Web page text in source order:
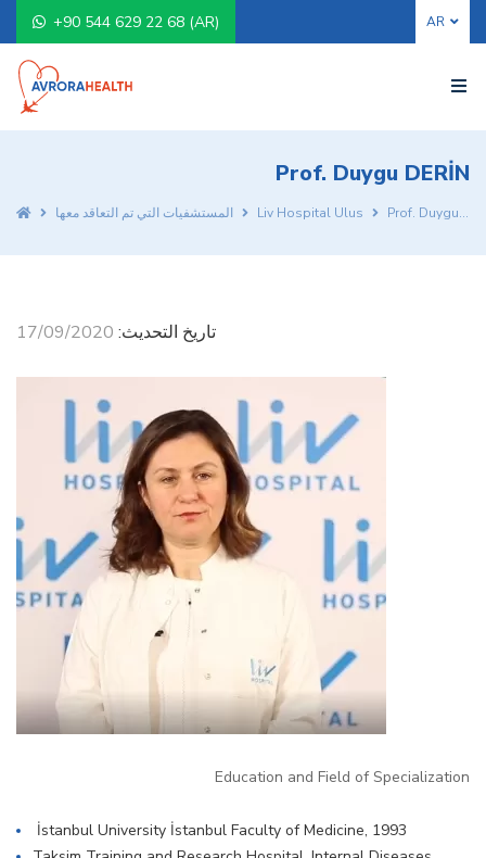
+90 544 629 22 68 (AR)
Prof. Duygu DERİN
المستشفيات التي تم التعاقد معها Liv Hospital Ulus Prof. Duygu DERİN
تاريخ التحديث: 17/09/2020
Education and Field of Specialization
İstanbul University İstanbul Faculty of Medicine, 1993